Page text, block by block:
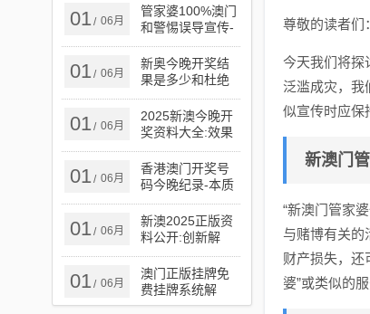
01 / 06月
管家婆100%澳门
和警惕误导宣传-
创新释义、解释
与落实​
01 / 06月
新奥今晚开奖结
果是多少和杜绝
虚假的假宣传册,
强化释义、解释
与落实​
01 / 06月
2025新澳今晚开
奖资料大全:效果
解读、解释与落
实,谨防虚假的障
眼法
01 / 06月
香港澳门开奖号
码今晚纪录-本质
释义、解释与落
实,谨防欺诈的假
承诺境
01 / 06月
新澳2025正版资
料公开:创新解
读、解释与落实,
小心虚假鼓吹
01 / 06月
澳门正版挂牌免
费挂牌系统解
答、解释与落实​-
尊敬的读者们：
今天我们将探
泛滥成灾，我
似宣传时应保
新澳门
“新澳门管家
与赌博有关的
财产损失，还
婆”或类似的服